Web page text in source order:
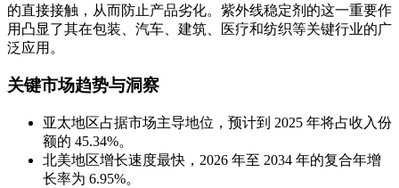
的直接接触，从而防止产品劣化。紫外线稳定剂的这一重要作
用凸显了其在包装、汽车、建筑、医疗和纺织等关键行业的广
泛应用。
关键市场趋势与洞察
亚太地区占据市场主导地位，预计到 2025 年将占收入份
额的 45.34%。
北美地区增长速度最快，2026 年至 2034 年的复合年增
长率为 6.95%。